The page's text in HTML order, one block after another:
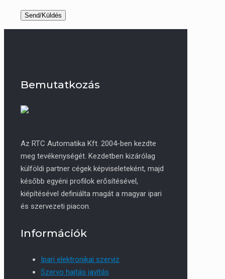
Bemutatkozás
Az RTC Automatika Kft. 2004-ben kezdte
meg tevékenységét. Kezdetben kizárólag
külföldi partner cégek képviseleteként, majd
később egyéni profilok erősítésével,
kiépítésével definiálta magát a magyar ipari
és szervezeti piacon.
Információk
Ipari elektronikai szerviz
Szervo hajtás javítás